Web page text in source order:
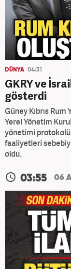
DÜNYA 04:31
GKRY ve
gösterdi
Güney Kıbrıs
Yerel Yönetim
yönetimi
faaliyetleri
oldu.
03:55 06